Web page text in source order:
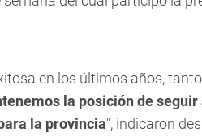
en los últimos años,
la posición de seguir
la provincia", indicaron